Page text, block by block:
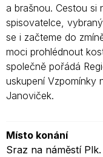
a brašnou. Cestou si
spisovatelce,
se i začteme do
moci prohlédnout
společně pořádá
uskupení Vzpomínky
Janoviček.
Místo konání
Sraz na náměstí